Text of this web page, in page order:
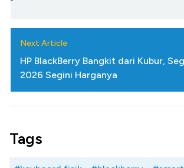
Next Article
HP BlackBerry Bangkit dari Kubur,
2026 Segini Harganya
Tags